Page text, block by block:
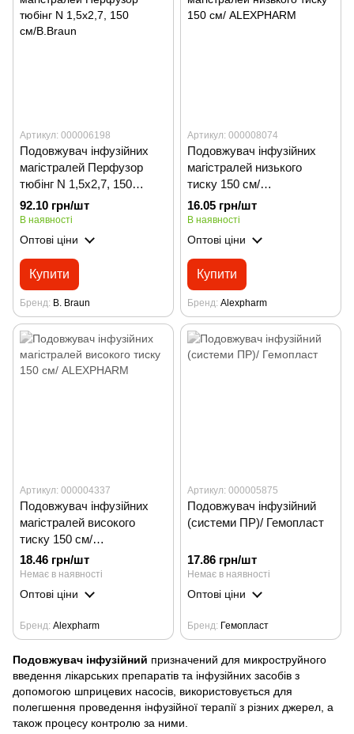
Артикул: 000006198
Подовжувач інфузійних
магістралей Перфузор
тюбінг N 1,5х2,7, 150
см/B.Braun
92.10 грн/шт
В наявності
Оптові ціни
Купити
Бренд B. Braun
Артикул: 000008074
Подовжувач інфузійних
магістралей низького
тиску 150 см/
ALEXPHARM
16.05 грн/шт
В наявності
Оптові ціни
Купити
Бренд Alexpharm
Артикул: 000004337
Подовжувач інфузійних
магістралей високого
тиску 150 см/
ALEXPHARM
18.46 грн/шт
Немає в наявності
Оптові ціни
Бренд Alexpharm
Артикул: 000005875
Подовжувач інфузійний
(системи ПР)/ Гемопласт
17.86 грн/шт
Немає в наявності
Оптові ціни
Бренд Гемопласт
Подовжувач інфузійний призначений для микроструйного
введення лікарських препаратів та інфузійних засобів з
допомогою шприцевих насосів, використовується для
полегшення проведення інфузійної терапії з різних джерел, а
також процесу контролю за ними.